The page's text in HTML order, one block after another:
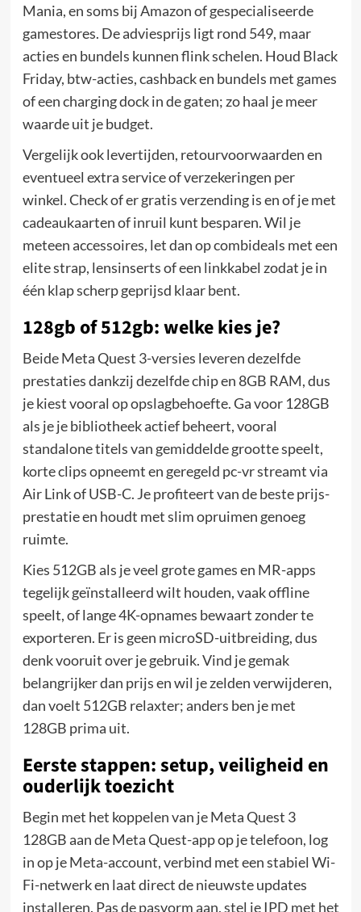
Mania, en soms bij Amazon of gespecialiseerde
gamestores. De adviesprijs ligt rond 549, maar
acties en bundels kunnen flink schelen. Houd Black
Friday, btw-acties, cashback en bundels met games
of een charging dock in de gaten; zo haal je meer
waarde uit je budget.
Vergelijk ook levertijden, retourvoorwaarden en
eventueel extra service of verzekeringen per
winkel. Check of er gratis verzending is en of je met
cadeaukaarten of inruil kunt besparen. Wil je
meteen accessoires, let dan op combideals met een
elite strap, lensinserts of een linkkabel zodat je in
één klap scherp geprijsd klaar bent.
128gb of 512gb: welke kies je?
Beide Meta Quest 3-versies leveren dezelfde
prestaties dankzij dezelfde chip en 8GB RAM, dus
je kiest vooral op opslagbehoefte. Ga voor 128GB
als je je bibliotheek actief beheert, vooral
standalone titels van gemiddelde grootte speelt,
korte clips opneemt en geregeld pc-vr streamt via
Air Link of USB-C. Je profiteert van de beste prijs-
prestatie en houdt met slim opruimen genoeg
ruimte.
Kies 512GB als je veel grote games en MR-apps
tegelijk geïnstalleerd wilt houden, vaak offline
speelt, of lange 4K-opnames bewaart zonder te
exporteren. Er is geen microSD-uitbreiding, dus
denk vooruit over je gebruik. Vind je gemak
belangrijker dan prijs en wil je zelden verwijderen,
dan voelt 512GB relaxter; anders ben je met
128GB prima uit.
Eerste stappen: setup, veiligheid en
ouderlijk toezicht
Begin met het koppelen van je Meta Quest 3
128GB aan de Meta Quest-app op je telefoon, log
in op je Meta-account, verbind met een stabiel Wi-
Fi-netwerk en laat direct de nieuwste updates
installeren. Pas de pasvorm aan, stel je IPD met het